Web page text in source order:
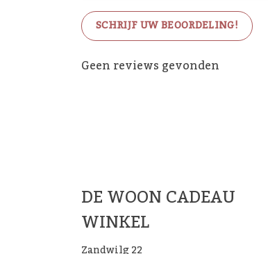
SCHRIJF UW BEOORDELING!
Geen reviews gevonden
DE WOON CADEAU
WINKEL